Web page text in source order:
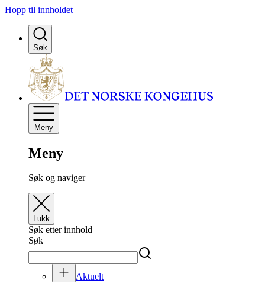
Hopp til innholdet
Søk
Meny
Meny
Søk og naviger
Lukk
Søk etter innhold
Søk
Aktuelt